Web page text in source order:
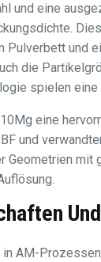
und eine
Pulverbett und
die
spielen eine
eine
und
Geometrien mit
AM-